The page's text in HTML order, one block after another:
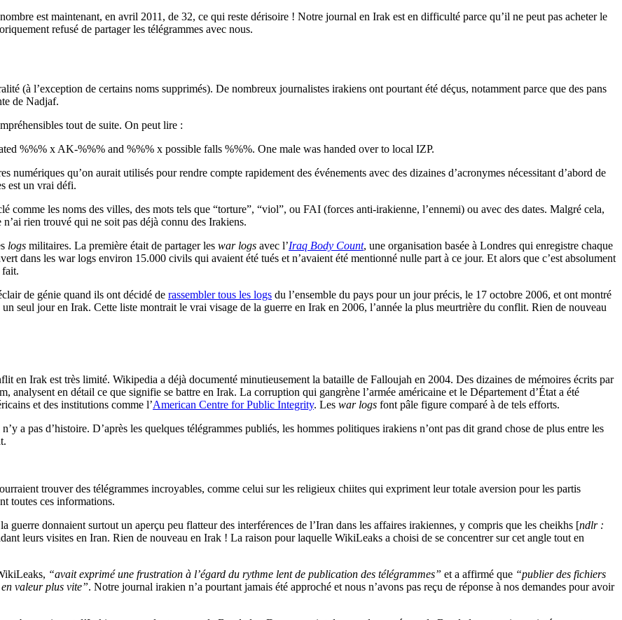
est maintenant, en avril 2011, de 32, ce qui reste dérisoire ! Notre journal en Irak est en difficulté parce qu’il ne peut pas acheter le
refusé de partager les télégrammes avec nous.
(à l’exception de certains noms supprimés). De nombreux journalistes irakiens ont pourtant été déçus, notamment parce que des pans
de Nadjaf.
tout de suite. On peut lire :
%%% x AK-%%% and %%% x possible falls %%%. One male was handed over to local IZP.
numériques qu’on aurait utilisés pour rendre compte rapidement des événements avec des dizaines d’acronymes nécessitant d’abord de
est un vrai défi.
comme les noms des villes, des mots tels que “torture”, “viol”, ou FAI (forces anti-irakienne, l’ennemi) ou avec des dates. Malgré cela,
rien trouvé qui ne soit pas déjà connu des Irakiens.
logs militaires. La première était de partager les war logs avec l’Iraq Body Count, une organisation basée à Londres qui enregistre chaque
dans les war logs environ 15.000 civils qui avaient été tués et n’avaient été mentionné nulle part à ce jour. Et alors que c’est absolument
fait.
de génie quand ils ont décidé de rassembler tous les logs du l’ensemble du pays pour un jour précis, le 17 octobre 2006, et ont montré
seul jour en Irak. Cette liste montrait le vrai visage de la guerre en Irak en 2006, l’année la plus meurtrière du conflit. Rien de nouveau
en Irak est très limité. Wikipedia a déjà documenté minutieusement la bataille de Falloujah en 2004. Des dizaines de mémoires écrits par
analysent en détail ce que signifie se battre en Irak. La corruption qui gangrène l’armée américaine et le Département d’État a été
et des institutions comme l’American Centre for Public Integrity. Les war logs font pâle figure comparé à de tels efforts.
a pas d’histoire. D’après les quelques télégrammes publiés, les hommes politiques irakiens n’ont pas dit grand chose de plus entre les
trouver des télégrammes incroyables, comme celui sur les religieux chiites qui expriment leur totale aversion pour les partis
toutes ces informations.
guerre donnaient surtout un aperçu peu flatteur des interférences de l’Iran dans les affaires irakiennes, y compris que les cheikhs [ndlr :
leurs visites en Iran. Rien de nouveau en Irak ! La raison pour laquelle WikiLeaks a choisi de se concentrer sur cet angle tout en
“avait exprimé une frustration à l’égard du rythme lent de publication des télégrammes” et a affirmé que “publier des fichiers
valeur plus vite”. Notre journal irakien n’a pourtant jamais été approché et nous n’avons pas reçu de réponse à nos demandes pour avoir